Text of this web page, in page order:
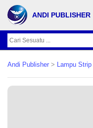
ANDI PUBLISHER
Andi Publisher > Lampu Strip